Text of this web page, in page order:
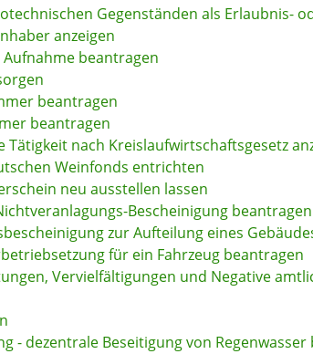
Gegenständen als Erlaubnis-
anzeigen
beantragen
beantragen
beantragen
nach Kreislaufwirtschaftsgesetz
Weinfonds entrichten
neu ausstellen lassen
Bescheinigung beantragen
zur Aufteilung eines
für ein Fahrzeug beantragen
Vervielfältigungen und Negative
- dezentrale Beseitigung von